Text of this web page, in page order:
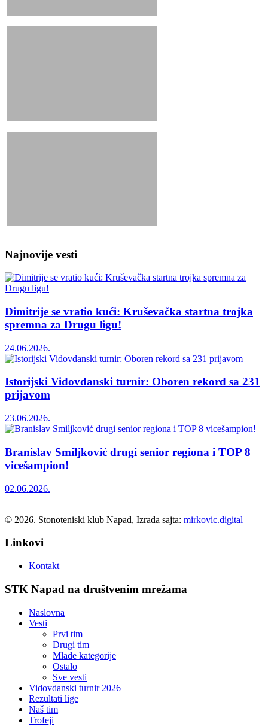
Najnovije vesti
Dimitrije se vratio kući: Kruševačka startna trojka
spremna za Drugu ligu!
24.06.2026.
Istorijski Vidovdanski turnir: Oboren rekord sa 231
prijavom
23.06.2026.
Branislav Smiljković drugi senior regiona i TOP 8
vicešampion!
02.06.2026.
© 2026. Stonoteniski klub Napad, Izrada sajta: mirkovic.digital
Linkovi
Kontakt
STK Napad na društvenim mrežama
Naslovna
Vesti
Prvi tim
Drugi tim
Mlađe kategorije
Ostalo
Sve vesti
Vidovdanski turnir 2026
Rezultati lige
Naš tim
Trofeji